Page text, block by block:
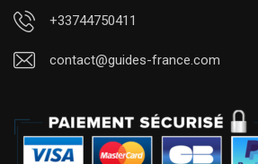
+33744750411
contact@guides-france.com